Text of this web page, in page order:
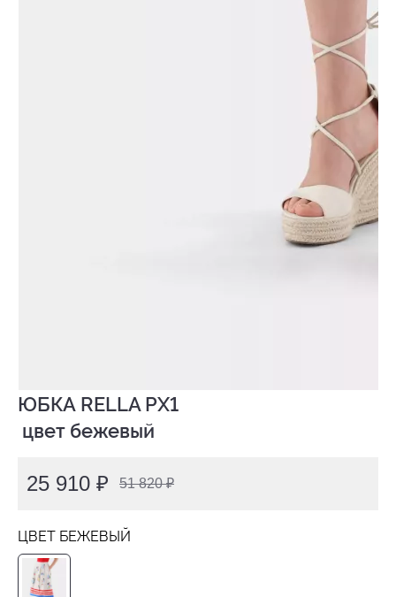
ЮБКА RELLA PX1
цвет бежевый
25 910 ₽ 51 820 ₽
ЦВЕТ БЕЖЕВЫЙ